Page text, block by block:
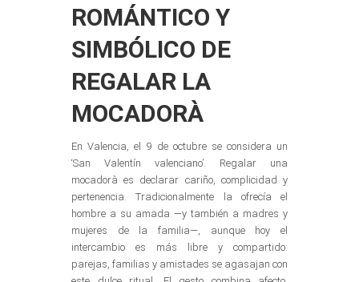
ROMÁNTICO Y
SIMBÓLICO DE
REGALAR LA
MOCADORÀ
En Valencia, el 9 de octubre se considera un
‘San Valentín valenciano’. Regalar una
mocadorà es declarar cariño, complicidad y
pertenencia. Tradicionalmente la ofrecía el
hombre a su amada —y también a madres y
mujeres de la familia—, aunque hoy el
intercambio es más libre y compartido:
parejas, familias y amistades se agasajan con